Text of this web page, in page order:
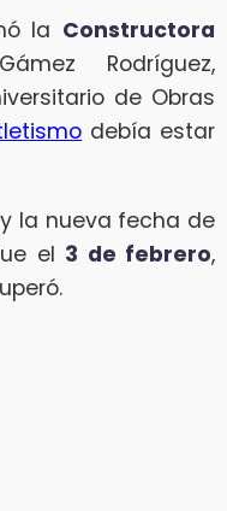
la Constructora
Rodríguez,
de Obras
debía estar
la nueva fecha de
el 3 de febrero,